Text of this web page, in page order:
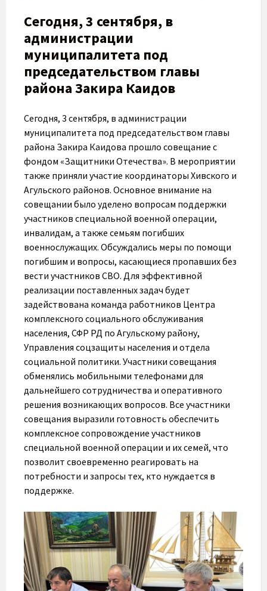
Сегодня, 3 сентября, в
администрации
муниципалитета под
председательством главы
района Закира Каидов
Сегодня, 3 сентября, в администрации
муниципалитета под председательством главы
района Закира Каидова прошло совещание с
фондом «Защитники Отечества». В мероприятии
также приняли участие координаторы Хивского и
Агульского районов. Основное внимание на
совещании было уделено вопросам поддержки
участников специальной военной операции,
инвалидам, а также семьям погибших
военнослужащих. Обсуждались меры по помощи
погибшим и вопросы, касающиеся пропавших без
вести участников СВО. Для эффективной
реализации поставленных задач будет
задействована команда работников Центра
комплексного социального обслуживания
населения, СФР РД по Агульскому району,
Управления соцзащиты населения и отдела
социальной политики. Участники совещания
обменялись мобильными телефонами для
дальнейшего сотрудничества и оперативного
решения возникающих вопросов. Все участники
совещания выразили готовность обеспечить
комплексное сопровождение участников
специальной военной операции и их семей, что
позволит своевременно реагировать на
потребности и запросы тех, кто нуждается в
поддержке.